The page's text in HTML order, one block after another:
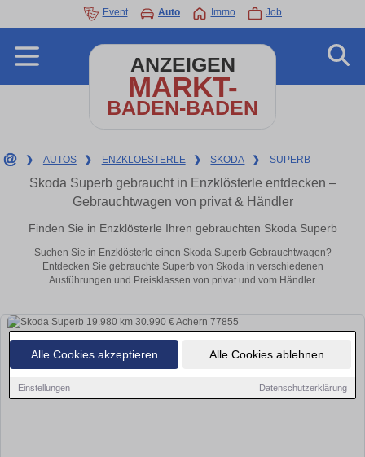
Alle Cookies akzeptieren Alle Cookies ablehnen
Einstellungen Datenschutzerklärung
Event Auto Immo Job
ANZEIGEN
MARKT-
BADEN-BADEN
❯ AUTOS ❯ ENZKLOESTERLE ❯ SKODA ❯ SUPERB
Skoda Superb gebraucht in Enzklösterle entdecken –
Gebrauchtwagen von privat & Händler
Finden Sie in Enzklösterle Ihren gebrauchten Skoda Superb
Suchen Sie in Enzklösterle einen Skoda Superb Gebrauchtwagen?
Entdecken Sie gebrauchte Superb von Skoda in verschiedenen
Ausführungen und Preisklassen von privat und vom Händler.